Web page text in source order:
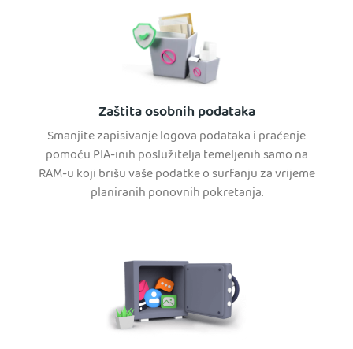
Zaštita osobnih podataka
Smanjite zapisivanje logova podataka i praćenje
pomoću PIA-inih poslužitelja temeljenih samo na
RAM-u koji brišu vaše podatke o surfanju za vrijeme
planiranih ponovnih pokretanja.